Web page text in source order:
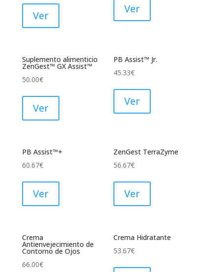
Ver
Ver
Suplemento alimenticio
ZenGest™ GX Assist™
50.00€
Ver
PB Assist™ Jr.
45.33€
Ver
PB Assist™+
60.67€
Ver
ZenGest TerraZyme
56.67€
Ver
Crema
Antienvejecimiento de
Contorno de Ojos
66.00€
Crema Hidratante
53.67€